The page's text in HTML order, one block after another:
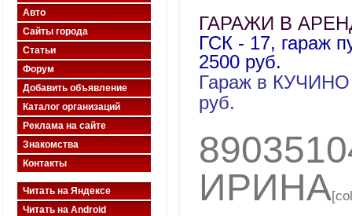
Авто
Сайты города
Статьи
Форум
Добавить объявление
Каталог организаций
Реклама на сайте
Знакомства
Контакты
Читать на Яндексе
Читать на Android
ГАРАЖИ В
ГСК - 17, гараж
2500 руб.
Гараж в КУЧИНО
руб.
ИРИНА